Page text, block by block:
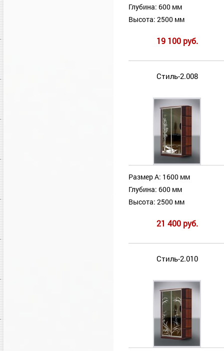
Глубина: 600 мм
Высота: 2500 мм
19 100 руб.
Стиль-2.008
Размер А: 1600 мм
Глубина: 600 мм
Высота: 2500 мм
21 400 руб.
Стиль-2.010